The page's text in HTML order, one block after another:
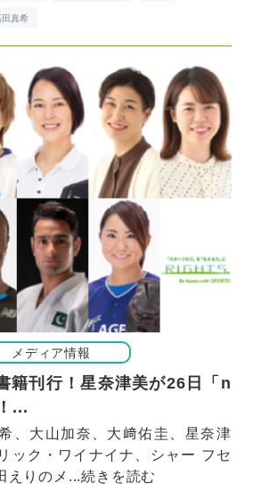
田真希
メディア情報
籍刊行！星奈津美が26日「n
...
、大山加奈、大﨑佑圭、星奈津
ック・ワイナイナ、シャー フセ
えりのメ...続きを読む